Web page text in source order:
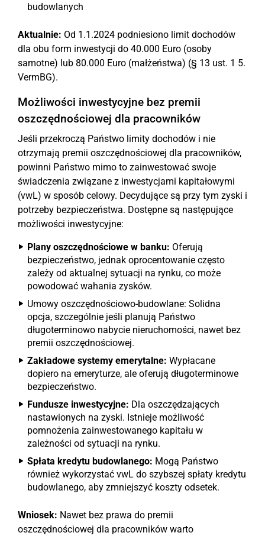
budowlanych
Aktualnie: Od 1.1.2024 podniesiono limit dochodów
dla obu form inwestycji do 40.000 Euro (osoby
samotne) lub 80.000 Euro (małżeństwa) (§ 13 ust. 1 5.
VermBG).
Możliwości inwestycyjne bez premii
oszczędnościowej dla pracowników
Jeśli przekroczą Państwo limity dochodów i nie
otrzymają premii oszczędnościowej dla pracowników,
powinni Państwo mimo to zainwestować swoje
świadczenia związane z inwestycjami kapitałowymi
(vwL) w sposób celowy. Decydujące są przy tym zyski i
potrzeby bezpieczeństwa. Dostępne są następujące
możliwości inwestycyjne:
Plany oszczędnościowe w banku: Oferują
bezpieczeństwo, jednak oprocentowanie często
zależy od aktualnej sytuacji na rynku, co może
powodować wahania zysków.
Umowy oszczędnościowo-budowlane: Solidna
opcja, szczególnie jeśli planują Państwo
długoterminowo nabycie nieruchomości, nawet bez
premii oszczędnościowej.
Zakładowe systemy emerytalne: Wypłacane
dopiero na emeryturze, ale oferują długoterminowe
bezpieczeństwo.
Fundusze inwestycyjne: Dla oszczędzających
nastawionych na zyski. Istnieje możliwość
pomnożenia zainwestowanego kapitału w
zależności od sytuacji na rynku.
Spłata kredytu budowlanego: Mogą Państwo
również wykorzystać vwL do szybszej spłaty kredytu
budowlanego, aby zmniejszyć koszty odsetek.
Wniosek: Nawet bez prawa do premii
oszczędnościowej dla pracowników warto